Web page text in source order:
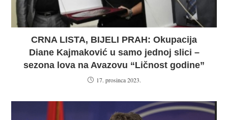
CRNA LISTA, BIJELI PRAH: Okupacija
Diane Kajmaković u samo jednoj slici –
sezona lova na Avazovu “Ličnost godine”
17. prosinca 2023.